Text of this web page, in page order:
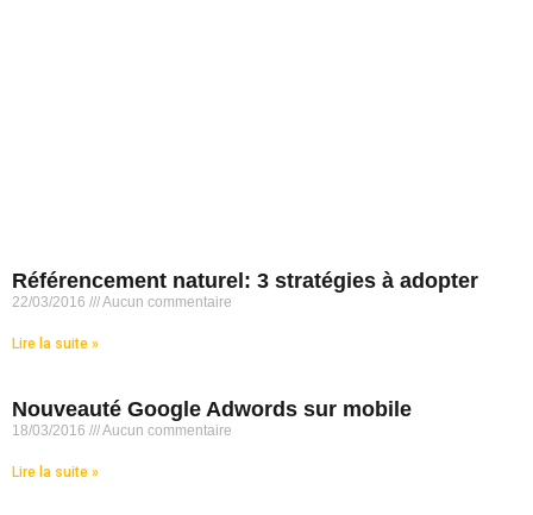
Référencement naturel: 3 stratégies à adopter
22/03/2016 Aucun commentaire
Lire la suite »
Nouveauté Google Adwords sur mobile
18/03/2016 Aucun commentaire
Lire la suite »